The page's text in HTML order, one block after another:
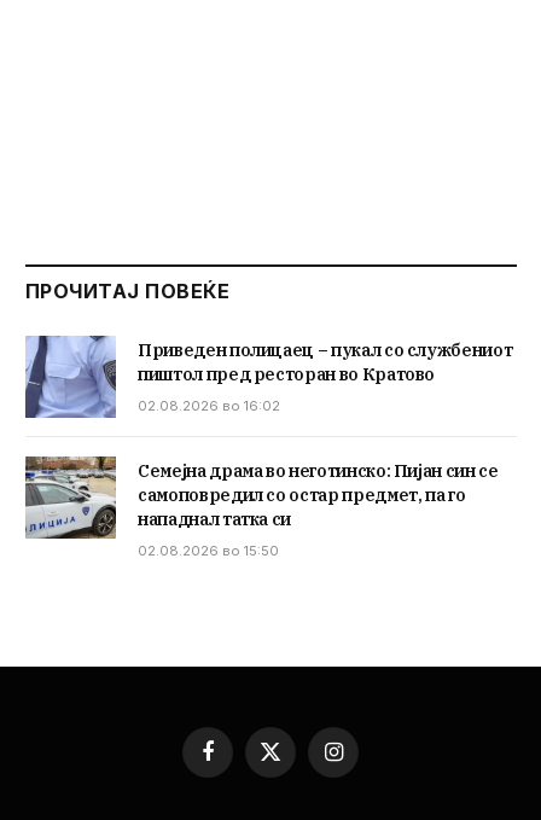
ПРОЧИТАЈ ПОВЕЌЕ
Приведен полицаец – пукал со службениот
пиштол пред ресторан во Кратово
02.08.2026 во 16:02
Семејна драма во неготинско: Пијан син се
самоповредил со остар предмет, па го
нападнал татка си
02.08.2026 во 15:50
Facebook
X
(Twitter)
Instagram